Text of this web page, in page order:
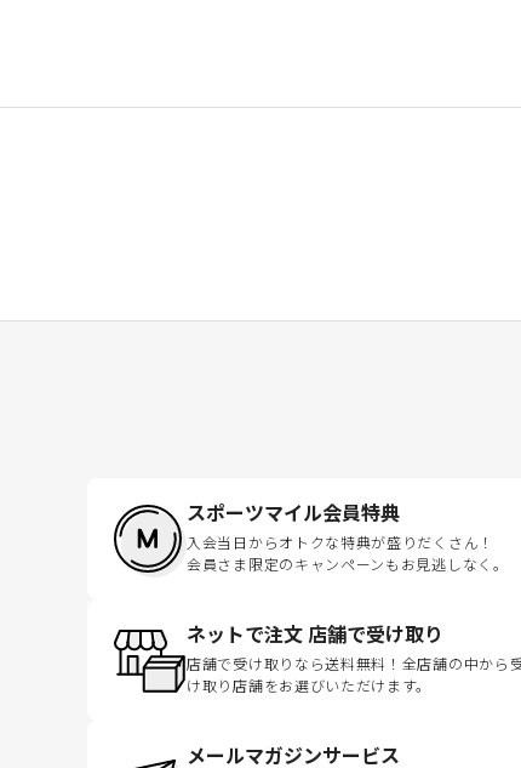
スポーツマイル会員特典
入会当日からオトクな特典が盛りだくさん！
会員さま限定のキャンペーンもお見逃しなく。
ネットで注文 店舗で受け取り
店舗で受け取りなら送料無料！全店舗の中から
け取り店舗をお選びいただけます。
メールマガジンサービス